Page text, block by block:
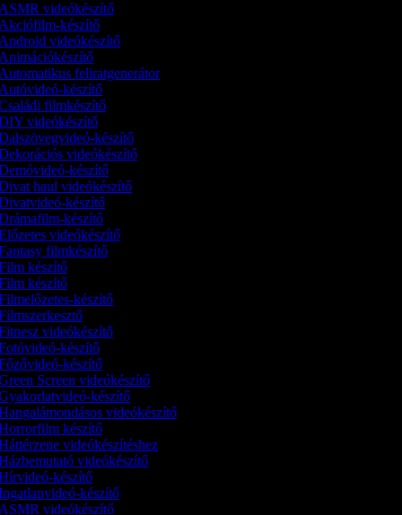
videókészítő
készítő
videókészítő
feliratgenerátor
készítő
filmkészítő
videókészítő
készítő
videókészítő
haul videókészítő
készítő
készítő
videókészítő
filmkészítő
készítő
készítő
készítő
videókészítő
készítő
készítő
Screen videókészítő
készítő
videókészítő
készítő
videókészítéshez
videókészítő
készítő
készítő
videókészítő